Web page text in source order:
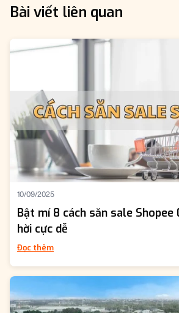
Bài viết liên quan
10/09/2025
Bật mí 8 cách săn sale
hời cực dễ
Đọc thêm